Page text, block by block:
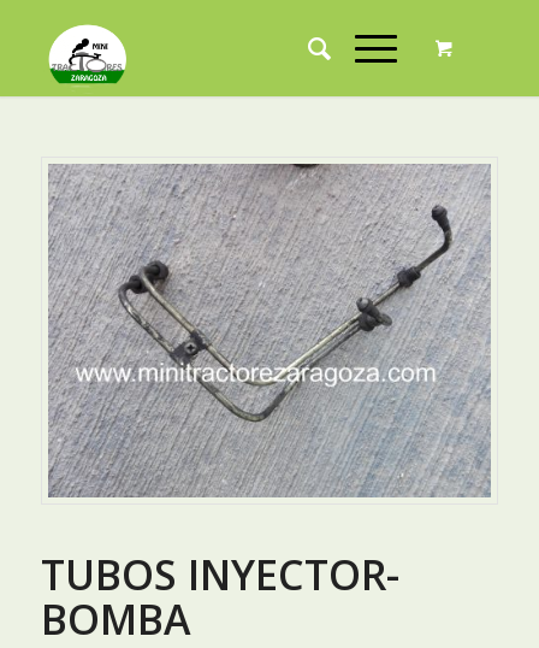
TUBOS INYECTOR-
BOMBA